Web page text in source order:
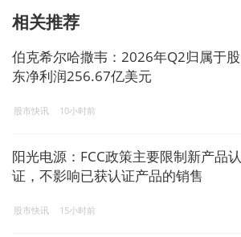
相关推荐
伯克希尔哈撒韦：2026年Q2归属于股
东净利润256.67亿美元
股市快讯 10小时前
阳光电源：FCC政策主要限制新产品认
证，不影响已获认证产品的销售
股市快讯 15小时前